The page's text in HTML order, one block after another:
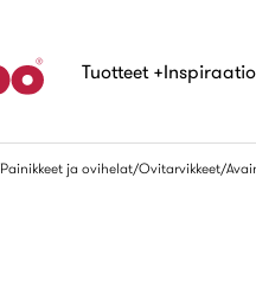
Tuotteet +Inspiraatio
Painikkeet ja ovihelat Ovitarvikkeet